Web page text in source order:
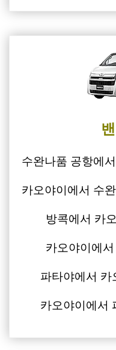
수완나품 공항에
카오야이에서 수
방콕에서 카
카오야이에서
파타야에서
카오야이에서